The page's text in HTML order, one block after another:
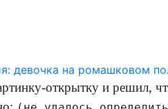
открытку и решил,